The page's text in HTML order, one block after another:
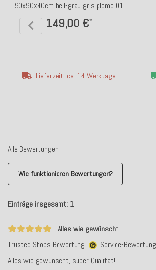
Alle Bewertungen:
Wie funktionieren Bewertungen?
Einträge insgesamt: 1
Alles wie gewünscht
Trusted Shops Bewertung
Service-Bewertung
Alles wie gewünscht, super Qualität!
90x90x40cm hell-grau gris plomo 01
149,00 €*
Lieferzeit: ca. 14 Werktage